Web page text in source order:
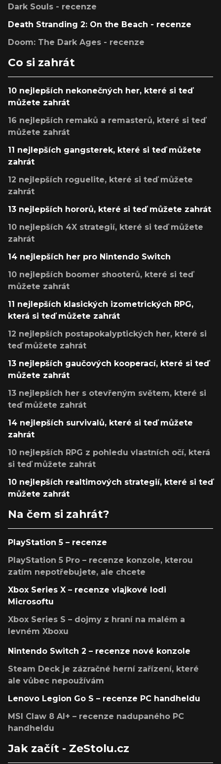
Dark Souls - recenze
Death Stranding 2: On the Beach - recenze
Doom: The Dark Ages - recenze
Co si zahrát
10 nejlepších nekonečných her, které si teď
můžete zahrát
16 nejlepších remaků a remasterů, které si teď
můžete zahrát
11 nejlepších gangsterek, které si teď můžete
zahrát
12 nejlepších roguelite, které si teď můžete
zahrát
13 nejlepších hororů, které si teď můžete zahrát
10 nejlepších 4X strategií, které si teď můžete
zahrát
14 nejlepších her pro Nintendo Switch
10 nejlepších boomer shooterů, které si teď
můžete zahrát
11 nejlepších klasických izometrických RPG,
která si teď můžete zahrát
12 nejlepších postapokalyptických her, které si
teď můžete zahrát
13 nejlepších gaučových kooperací, které si teď
můžete zahrát
13 nejlepších her s otevřeným světem, které si
teď můžete zahrát
14 nejlepších survivalů, které si teď můžete
zahrát
10 nejlepších RPG z pohledu vlastních očí, která
si teď můžete zahrát
10 nejlepších realtimových strategií, které si teď
můžete zahrát
Na čem si zahrát?
PlayStation 5 – recenze
PlayStation 5 Pro – recenze konzole, kterou
zatím nepotřebujete, ale chcete
Xbox Series X – recenze vlajkové lodi
Microsoftu
Xbox Series S – dojmy z hraní na malém a
levném Xboxu
Nintendo Switch 2 – recenze nové konzole
Steam Deck je zázračné herní zařízení, které
ale vůbec nepoužívám
Lenovo Legion Go S – recenze PC handheldu
MSI Claw 8 AI+ – recenze nadupaného PC
handheldu
Jak začít - ZeStolu.cz